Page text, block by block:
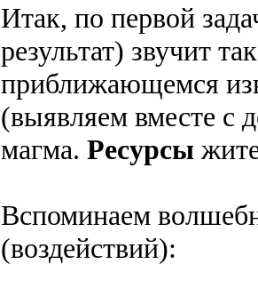
Итак, по первой
результат) звучит
приближающемся
(выявляем вместе с
магма. Ресурсы
Вспоминаем
(воздействий):